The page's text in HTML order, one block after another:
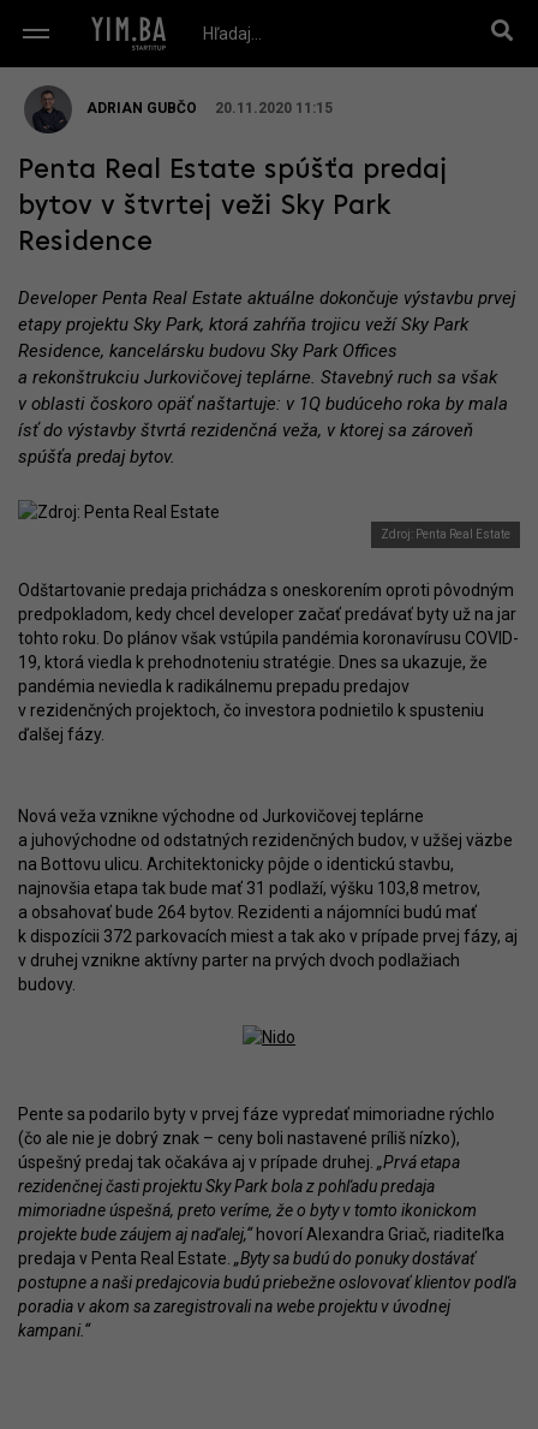
ADRIAN GUBČO 20.11.2020 11:15
Penta Real Estate spúšťa predaj
bytov v štvrtej veži Sky Park
Residence
Developer Penta Real Estate aktuálne dokončuje výstavbu prvej
etapy projektu Sky Park, ktorá zahŕňa trojicu veží Sky Park
Residence, kancelársku budovu Sky Park Offices
a rekonštrukciu Jurkovičovej teplárne. Stavebný ruch sa však
v oblasti čoskoro opäť naštartuje: v 1Q budúceho roka by mala
ísť do výstavby štvrtá rezidenčná veža, v ktorej sa zároveň
spúšťa predaj bytov.
Zdroj: Penta Real Estate
Odštartovanie predaja prichádza s oneskorením oproti pôvodným
predpokladom, kedy chcel developer začať predávať byty už na jar
tohto roku. Do plánov však vstúpila pandémia koronavírusu COVID-
19, ktorá viedla k prehodnoteniu stratégie. Dnes sa ukazuje, že
pandémia neviedla k radikálnemu prepadu predajov
v rezidenčných projektoch, čo investora podnietilo k spusteniu
ďalšej fázy.
Nová veža vznikne východne od Jurkovičovej teplárne
a juhovýchodne od odstatných rezidenčných budov, v užšej väzbe
na Bottovu ulicu. Architektonicky pôjde o identickú stavbu,
najnovšia etapa tak bude mať 31 podlaží, výšku 103,8 metrov,
a obsahovať bude 264 bytov. Rezidenti a nájomníci budú mať
k dispozícii 372 parkovacích miest a tak ako v prípade prvej fázy, aj
v druhej vznikne aktívny parter na prvých dvoch podlažiach
budovy.
Pente sa podarilo byty v prvej fáze vypredať mimoriadne rýchlo
(čo ale nie je dobrý znak – ceny boli nastavené príliš nízko),
úspešný predaj tak očakáva aj v prípade druhej. „Prvá etapa
rezidenčnej časti projektu Sky Park bola z pohľadu predaja
mimoriadne úspešná, preto veríme, že o byty v tomto ikonickom
projekte bude záujem aj naďalej,“hovorí Alexandra Griač, riaditeľka
predaja v Penta Real Estate. „Byty sa budú do ponuky dostávať
postupne a naši predajcovia budú priebežne oslovovať klientov podľa
poradia v akom sa zaregistrovali na webe projektu v úvodnej
kampani.“